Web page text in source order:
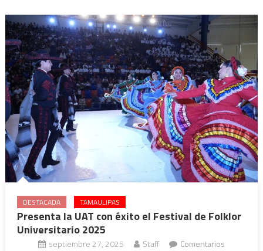
DESTACADA TAMAULIPAS
Presenta la UAT con éxito el Festival de Folklor
Universitario 2025
septiembre 27, 2025 Staff
Comentarios